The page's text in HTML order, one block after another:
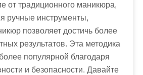
от традиционного маникюра,
ручные инструменты,
позволяет достичь более
результатов. Эта методика
популярной благодаря
и безопасности. Давайте